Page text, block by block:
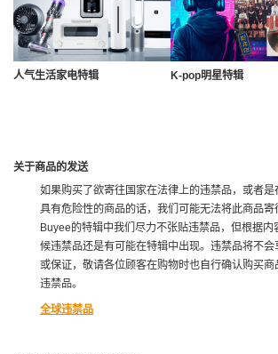
人气生活家电特辑 K-pop明星特辑
关于商品的发送
如果购买了欲寄往国家在法律上的违禁品，或者是
具有危险性的商品的话，我们可能无法将此商品寄
Buyee的特辑中我们尽力不张贴违禁品，但根据内
候违禁品还是有可能在特辑中出现。违禁品将不会
或保证，敬请各位顾客在购物时也自行确认购买商
违禁品。
全球违禁品